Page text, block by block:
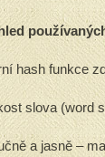
hash funkce
slova (word
a jasně –